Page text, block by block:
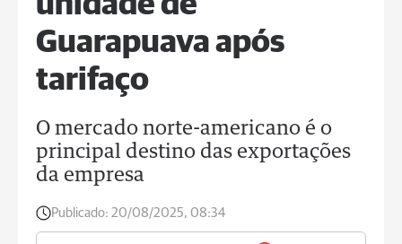
Guarapuava após
tarifaço
O mercado norte-americano é o
principal destino das exportações
da empresa
Publicado: 20/08/2025, 08:34